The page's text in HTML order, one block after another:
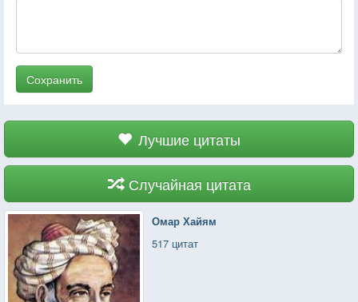
Сохранить
Лучшие цитаты
Случайная цитата
Омар Хайям
517 цитат